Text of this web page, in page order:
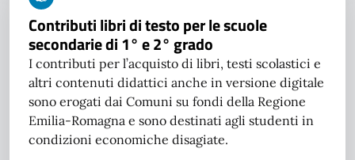
Contributi libri di testo per le scuole
secondarie di 1° e 2° grado
I contributi per l’acquisto di libri, testi scolastici e
altri contenuti didattici anche in versione digitale
sono erogati dai Comuni su fondi della Regione
Emilia-Romagna e sono destinati agli studenti in
condizioni economiche disagiate.